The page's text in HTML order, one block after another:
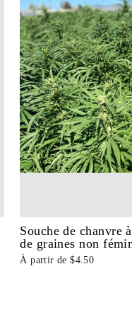
Souche de chanvre
de graines non
À partir de $4.50